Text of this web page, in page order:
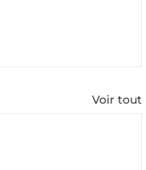
Voir tout